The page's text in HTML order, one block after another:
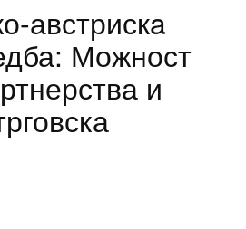
австрискa
Можност
и